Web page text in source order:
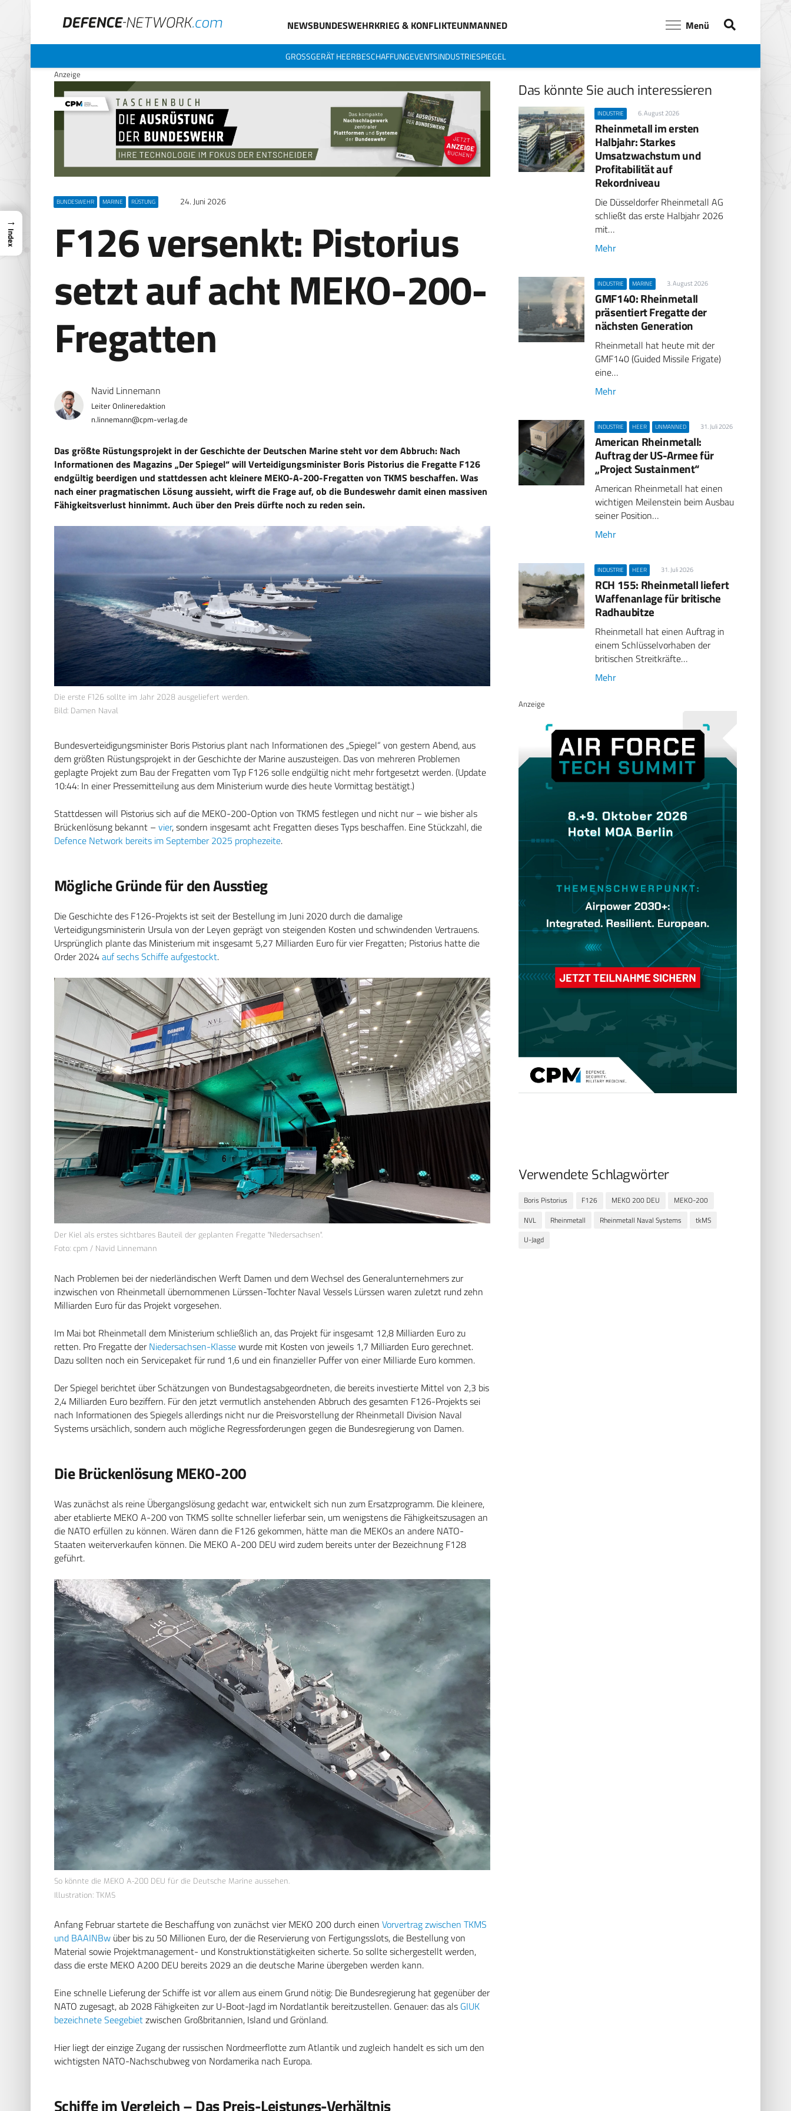
NEWSBUNDESWEHRKRIEG & KONFLIKTEUNMANNED Menü
GROSSGERÄT HEERBESCHAFFUNGEVENTSINDUSTRIESPIEGEL
Anzeige
BUNDESWEHR MARINE RÜSTUNG 24. Juni 2026
F126 versenkt: Pistorius
setzt auf acht MEKO-200-
Fregatten
Navid Linnemann
Leiter Onlineredaktion
n.linnemann@cpm-verlag.de
Das größte Rüstungsprojekt in der Geschichte der Deutschen Marine steht vor dem Abbruch: Nach
Informationen des Magazins „Der Spiegel“ will Verteidigungsminister Boris Pistorius die Fregatte F126
endgültig beerdigen und stattdessen acht kleinere MEKO-A-200-Fregatten von TKMS beschaffen. Was
nach einer pragmatischen Lösung aussieht, wirft die Frage auf, ob die Bundeswehr damit einen massiven
Fähigkeitsverlust hinnimmt. Auch über den Preis dürfte noch zu reden sein.
Die erste F126 sollte im Jahr 2028 ausgeliefert werden.
Bild: Damen Naval
Bundesverteidigungsminister Boris Pistorius plant nach Informationen des „Spiegel“ von gestern Abend, aus
dem größten Rüstungsprojekt in der Geschichte der Marine auszusteigen. Das von mehreren Problemen
geplagte Projekt zum Bau der Fregatten vom Typ F126 solle endgültig nicht mehr fortgesetzt werden. (Update
10:44: In einer Pressemitteilung aus dem Ministerium wurde dies heute Vormittag bestätigt.)
Stattdessen will Pistorius sich auf die MEKO-200-Option von TKMS festlegen und nicht nur – wie bisher als
Brückenlösung bekannt – vier, sondern insgesamt acht Fregatten dieses Typs beschaffen. Eine Stückzahl, die
Defence Network bereits im September 2025 prophezeite.
Mögliche Gründe für den Ausstieg
Die Geschichte des F126-Projekts ist seit der Bestellung im Juni 2020 durch die damalige
Verteidigungsministerin Ursula von der Leyen geprägt von steigenden Kosten und schwindenden Vertrauens.
Ursprünglich plante das Ministerium mit insgesamt 5,27 Milliarden Euro für vier Fregatten; Pistorius hatte die
Order 2024auf sechs Schiffe aufgestockt.
Der Kiel als erstes sichtbares Bauteil der geplanten Fregatte "NIedersachsen".
Foto: cpm / Navid Linnemann
Nach Problemen bei der niederländischen Werft Damen und dem Wechsel des Generalunternehmers zur
inzwischen von Rheinmetall übernommenen Lürssen-Tochter Naval Vessels Lürssen waren zuletzt rund zehn
Milliarden Euro für das Projekt vorgesehen.
Im Mai bot Rheinmetall dem Ministerium schließlich an, das Projekt für insgesamt 12,8 Milliarden Euro zu
retten. Pro Fregatte derNiedersachsen-Klassewurde mit Kosten von jeweils 1,7 Milliarden Euro gerechnet.
Dazu sollten noch ein Servicepaket für rund 1,6 und ein finanzieller Puffer von einer Milliarde Euro kommen.
Der Spiegel berichtet über Schätzungen von Bundestagsabgeordneten, die bereits investierte Mittel von 2,3 bis
2,4 Milliarden Euro beziffern. Für den jetzt vermutlich anstehenden Abbruch des gesamten F126-Projekts sei
nach Informationen des Spiegels allerdings nicht nur die Preisvorstellung der Rheinmetall Division Naval
Systems ursächlich, sondern auch mögliche Regressforderungen gegen die Bundesregierung von Damen.
Die Brückenlösung MEKO-200
Was zunächst als reine Übergangslösung gedacht war, entwickelt sich nun zum Ersatzprogramm. Die kleinere,
aber etablierte MEKO A-200 von TKMS sollte schneller lieferbar sein, um wenigstens die Fähigkeitszusagen an
die NATO erfüllen zu können. Wären dann die F126 gekommen, hätte man die MEKOs an andere NATO-
Staaten weiterverkaufen können. Die MEKO A-200 DEU wird zudem bereits unter der Bezeichnung F128
geführt.
So könnte die MEKO A-200 DEU für die Deutsche Marine aussehen.
Illustration: TKMS
Anfang Februar startete die Beschaffung von zunächst vier MEKO 200 durch einen Vorvertrag zwischen TKMS
und BAAINBw über bis zu 50 Millionen Euro, der die Reservierung von Fertigungsslots, die Bestellung von
Material sowie Projektmanagement- und Konstruktionstätigkeiten sicherte. So sollte sichergestellt werden,
dass die erste MEKO A200 DEU bereits 2029 an die deutsche Marine übergeben werden kann.
Eine schnelle Lieferung der Schiffe ist vor allem aus einem Grund nötig: Die Bundesregierung hat gegenüber der
NATO zugesagt, ab 2028 Fähigkeiten zur U-Boot-Jagd im Nordatlantik bereitzustellen. Genauer: das als GIUK
bezeichnete Seegebietzwischen Großbritannien, Island und Grönland.
Hier liegt der einzige Zugang der russischen Nordmeerflotte zum Atlantik und zugleich handelt es sich um den
wichtigsten NATO-Nachschubweg von Nordamerika nach Europa.
Schiffe im Vergleich – Das Preis-Leistungs-Verhältnis
Das könnte Sie auch interessieren
INDUSTRIE 6. August 2026
Rheinmetall im ersten
Halbjahr: Starkes
Umsatzwachstum und
Profitabilität auf
Rekordniveau
Die Düsseldorfer Rheinmetall AG
schließt das erste Halbjahr 2026
mit…
Mehr
INDUSTRIE MARINE 3. August 2026
GMF140: Rheinmetall
präsentiert Fregatte der
nächsten Generation
Rheinmetall hat heute mit der
GMF140 (Guided Missile Frigate)
eine…
Mehr
INDUSTRIE HEER UNMANNED 31. Juli 2026
American Rheinmetall:
Auftrag der US-Armee für
„Project Sustainment“
American Rheinmetall hat einen
wichtigen Meilenstein beim Ausbau
seiner Position…
Mehr
INDUSTRIE HEER 31. Juli 2026
RCH 155: Rheinmetall liefert
Waffenanlage für britische
Radhaubitze
Rheinmetall hat einen Auftrag in
einem Schlüsselvorhaben der
britischen Streitkräfte…
Mehr
Anzeige
Verwendete Schlagwörter
Boris Pistorius F126 MEKO 200 DEU
MEKO-200
NVL
Rheinmetall Rheinmetall Naval Systems
tkMS
U-Jagd
→
Index